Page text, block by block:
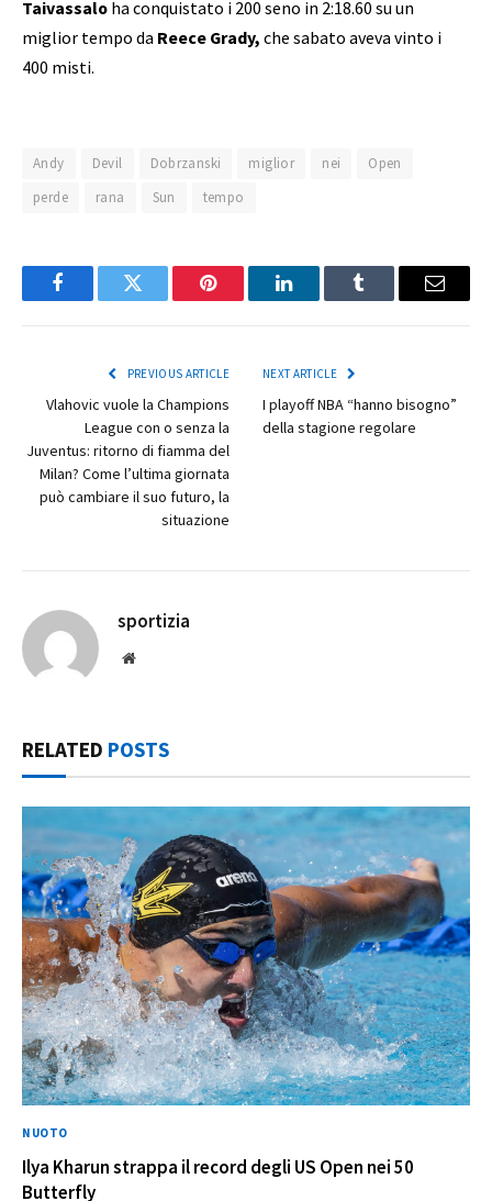
Taivassalo ha conquistato i 200 seno in 2:18.60 su un
miglior tempo da Reece Grady, che sabato aveva vinto i
400 misti.
Andy Devil Dobrzanski miglior nei
Open
perde
rana Sun tempo
FacebookTwitter Pinterest LinkedInTumblr Email
PREVIOUS ARTICLE
Vlahovic vuole la Champions
League con o senza la
Juventus: ritorno di fiamma del
Milan? Come l’ultima giornata
può cambiare il suo futuro, la
situazione
NEXT ARTICLE
I playoff NBA “hanno bisogno”
della stagione regolare
sportizia
Website
RELATED POSTS
NUOTO
Ilya Kharun strappa il record degli US Open nei 50
Butterfly